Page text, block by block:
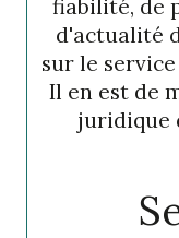
fiabilité, de
d'actualité
sur le
Il en est de
juridique